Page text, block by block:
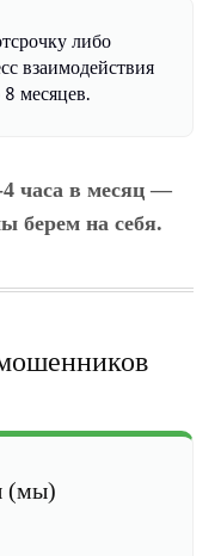
либо
взаимодействия
месяцев.
4 часа в месяц —
берем на себя.
(мы)